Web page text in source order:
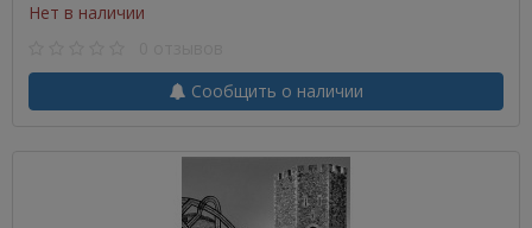
Нет в наличии
Сообщить о наличии